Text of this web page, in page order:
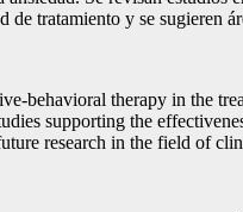
tratamiento y se sugieren
behavioral therapy in the
supporting the
research in the field of